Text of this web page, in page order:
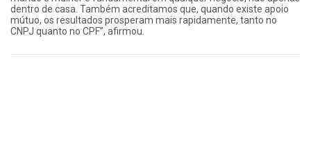
dentro de casa. Também acreditamos que, quando existe apoio
mútuo, os resultados prosperam mais rapidamente, tanto no
CNPJ quanto no CPF”, afirmou.